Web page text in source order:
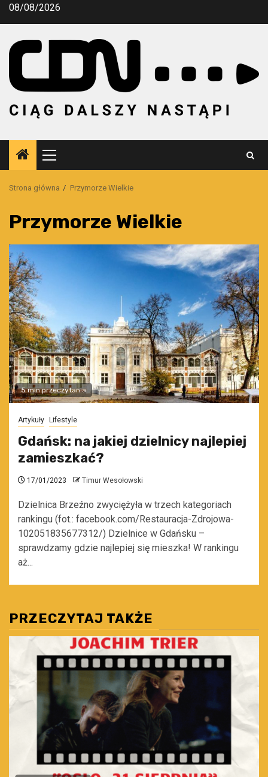
Przejdź
08/08/2026
Menu
główne
Strona główna Przymorze Wielkie
Przymorze Wielkie
5 min przeczytania
Artykuły Lifestyle
Gdańsk: na jakiej dzielnicy najlepiej
zamieszkać?
17/01/2023 Timur Wesołowski
Dzielnica Brzeźno zwyciężyła w trzech kategoriach
rankingu (fot.: facebook.com/Restauracja-Zdrojowa-
102051835677312/) Dzielnice w Gdańsku –
sprawdzamy gdzie najlepiej się mieszka! W rankingu
aż...
PRZECZYTAJ TAKŻE